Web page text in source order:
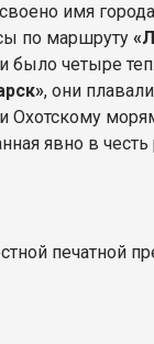
имя
по маршруту
было четыре
, они
Охотскому
явно в
печатной